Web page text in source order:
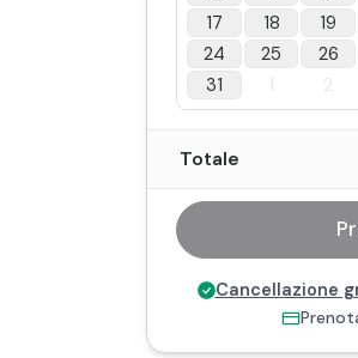
17
18 19
24
25 26
31
1 2
Totale
Cancellazione